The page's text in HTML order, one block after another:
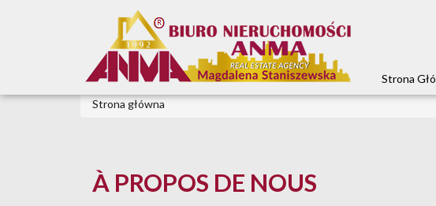
Strona
Strona główna
À PROPOS DE NOUS